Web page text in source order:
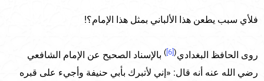
فلأي سبب يطعن هذا الألباني بمثل هذا الإمام؟!
روى الحافظ البغدادي(
[6]
) بالإسناد الصحيح عن الإمام الشافعي
رضي الله عنه أنه قال: «إني لأتبرك بأبي حنيفة وأجيء على قبره